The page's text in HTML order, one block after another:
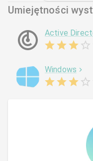
Umiejętności
Active
Windows